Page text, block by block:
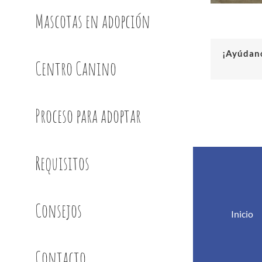
Mascotas en adopción
Centro Canino
Proceso para adoptar
Requisitos
Consejos
Inicio